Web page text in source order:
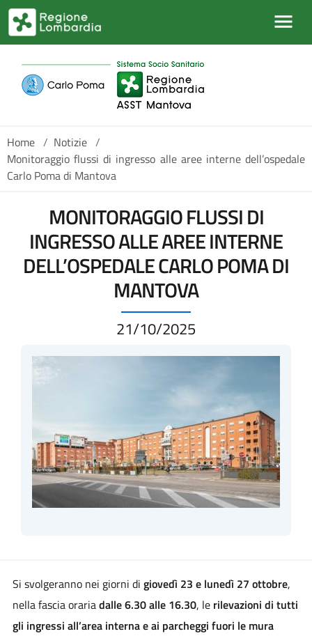
Salta al contenuto principale
Home / Notizie /
Monitoraggio flussi di ingresso alle aree interne dell’ospedale
Carlo Poma di Mantova
MONITORAGGIO FLUSSI DI
INGRESSO ALLE AREE INTERNE
DELL’OSPEDALE CARLO POMA DI
MANTOVA
21/10/2025
Si svolgeranno nei giorni di giovedì 23 e lunedì 27 ottobre,
nella fascia orariadalle 6.30 alle 16.30, le rilevazioni di tutti
gli ingressi all’area interna e ai parcheggi fuori le mura